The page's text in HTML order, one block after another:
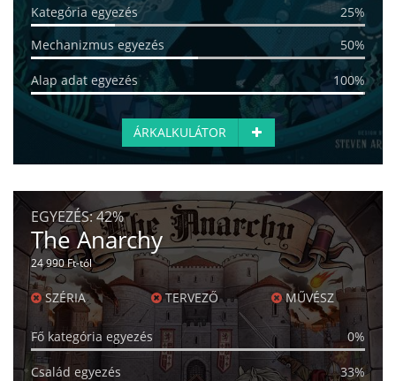
Kategória egyezés
25%
Mechanizmus egyezés
50%
Alap adat egyezés 100%
ÁRKALKULÁTOR
EGYEZÉS:42%
The Anarchy
24 990 Ft-tól
SZÉRIA TERVEZŐ MŰVÉSZ
Fő kategória egyezés 0%
Család egyezés 33%